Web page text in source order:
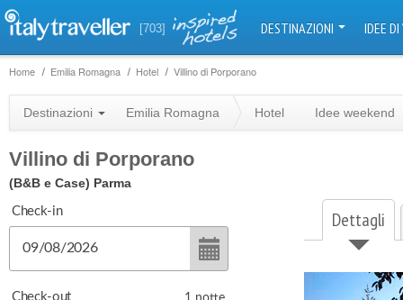
[703] DESTINAZIONI IDEE
Home Emilia Romagna Hotel Villino di Porporano
Destinazioni Emilia Romagna Hotel Idee weekend
Villino di Porporano
(B&B e Case) Parma
Dettagli
Check-in
Check-out